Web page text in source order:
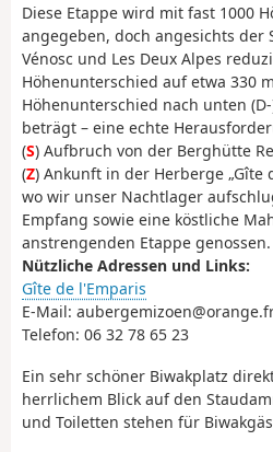
Diese Etappe wird mit fast 1000
angegeben, doch angesichts der
Vénosc und Les Deux Alpes
Höhenunterschied auf etwa 330
Höhenunterschied nach unten
beträgt – eine echte
(S) Aufbruch von der Berghütte
(Z) Ankunft in der Herberge „Gîte
wo wir unser Nachtlager
Empfang sowie eine köstliche
anstrengenden Etappe genossen.
Nützliche Adressen und Links:
Gîte de l'Emparis
E-Mail:
Telefon: 06 32 78 65 23
Ein sehr schöner Biwakplatz
herrlichem Blick auf den
und Toiletten stehen für